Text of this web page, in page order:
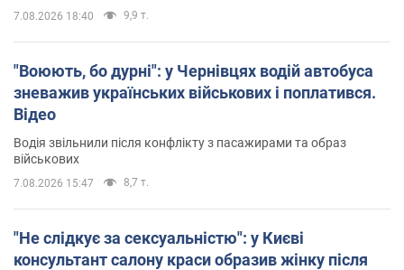
7.08.2026 18:40 9,9 т.
"Воюють, бо дурні": у Чернівцях водій автобуса
зневажив українських військових і поплатився.
Відео
Водія звільнили після конфлікту з пасажирами та образ
військових
7.08.2026 15:47 8,7 т.
"Не слідкує за сексуальністю": у Києві
консультант салону краси образив жінку після